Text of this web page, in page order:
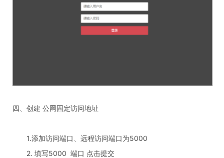
四、创建 公网固定访问地址
1.添加访问端口、远程访问端口为5000
2. 填写5000 端口 点击提交